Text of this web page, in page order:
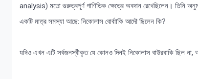
analysis) মতো গুরুত্বপূর্ণ গাণিতিক ক্ষেত্রে অবদান রেখেছিলেন। তিনি
একটি মাত্র সমস্যা আছে: নিকোলাস বোর্বাাকি আদৌ ছিলেন কি?
যদিও এখন এটি সর্বজনস্বীকৃত যে কোনও দিনই নিকোলাস বাউরবাকি ছিল না,